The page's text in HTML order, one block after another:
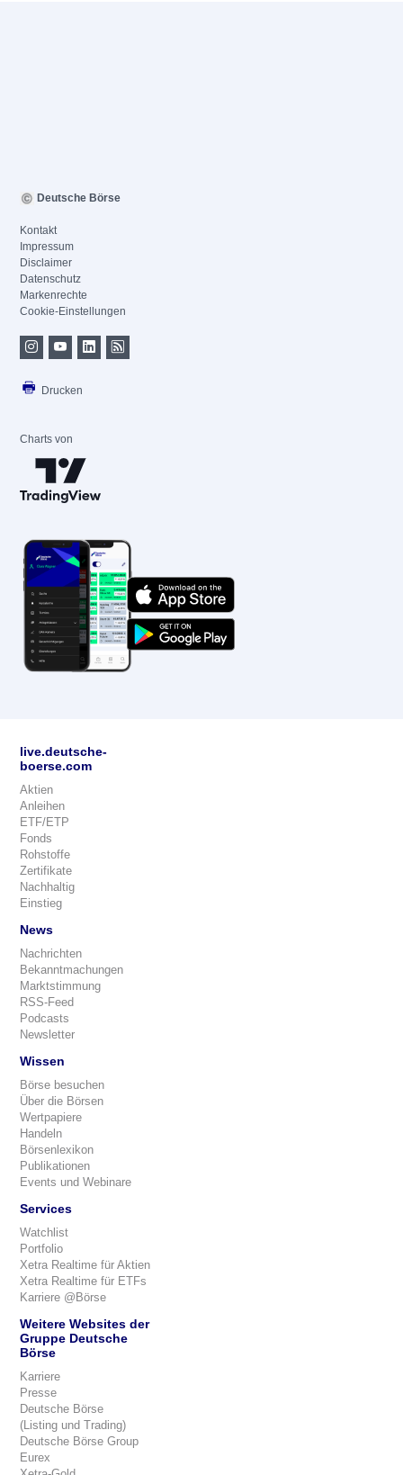
Deutsche Börse
Kontakt
Impressum
Disclaimer
Datenschutz
Markenrechte
Cookie-Einstellungen
Drucken
Charts von
live.deutsche-
boerse.com
Aktien
Anleihen
ETF/ETP
Fonds
Rohstoffe
Zertifikate
Nachhaltig
Einstieg
News
Nachrichten
Bekanntmachungen
Marktstimmung
RSS-Feed
Podcasts
Newsletter
Wissen
Börse besuchen
Über die Börsen
Wertpapiere
Handeln
Börsenlexikon
Publikationen
Events und Webinare
Services
Watchlist
Portfolio
Xetra Realtime für Aktien
Xetra Realtime für ETFs
Karriere @Börse
Weitere Websites der
Gruppe Deutsche
Börse
Karriere
Presse
Deutsche Börse
(Listing und Trading)
Deutsche Börse Group
Eurex